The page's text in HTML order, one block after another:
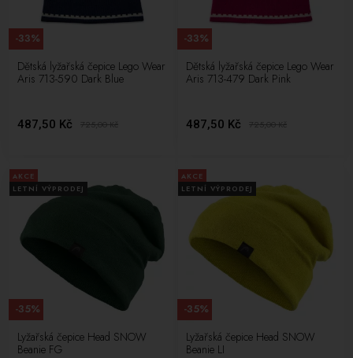
Dětská lyžařská čepice Lego Wear
Aris 713-590 Dark Blue
487,50 Kč 725,00Kč
-33%
Dětská lyžařská čepice Lego Wear
Aris 713-479 Dark Pink
487,50 Kč 725,00Kč
-33%
AKCE
LETNÍ VÝPRODEJ
Lyžařská čepice Head SNOW
Beanie FG
-35%
AKCE
LETNÍ VÝPRODEJ
Lyžařská čepice Head SNOW
Beanie LI
-35%